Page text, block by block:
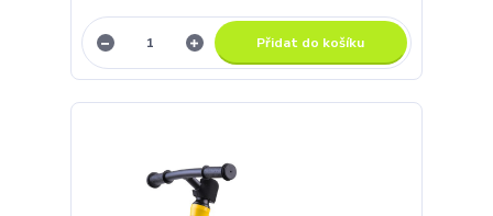
Přidat do košíku